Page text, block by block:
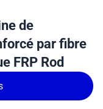
de
par fibre
FRP Rod